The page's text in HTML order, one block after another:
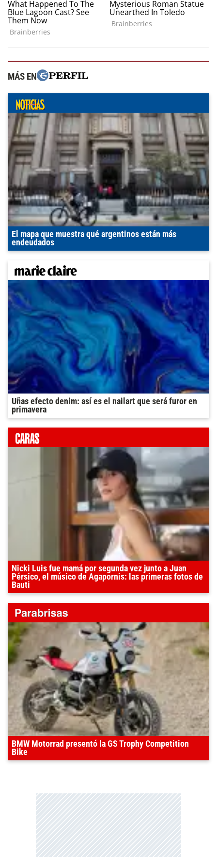
MÁS EN
El mapa que muestra qué argentinos están más
endeudados
Uñas efecto denim: así es el nailart que será furor en
primavera
Nicki Luis fue mamá por segunda vez junto a Juan
Pérsico, el músico de Agapornis: las primeras fotos de
Bauti
BMW Motorrad presentó la GS Trophy Competition
Bike